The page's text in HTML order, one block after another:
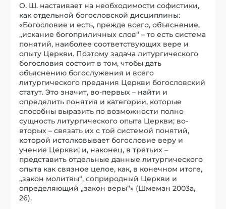
О. Ш. настаивает на необходимости софистики,
как отдельной богословской дисциплины:
«Богословие и есть, прежде всего, объяснение,
„искание богоприличных слов“ – то есть система
понятий, наиболее соответствующих вере и
опыту Церкви. Поэтому задача литургического
богословия состоит в том, чтобы дать
объяснению богослужения и всего
литургического предания Церкви богословский
статут. Это значит, во-первых – найти и
определить понятия и категории, которые
способны выразить по возможности полно
сущность литургического опыта Церкви; во-
вторых – связать их с той системой понятий,
которой истолковывает богословие веру и
учение Церкви; и, наконец, в третьих –
представить отдельные данные литургического
опыта как связное целое, как, в конечном итоге,
„закон молитвы“, соприродный Церкви и
определяющий „закон веры“» (Шмеман 2003a,
26).